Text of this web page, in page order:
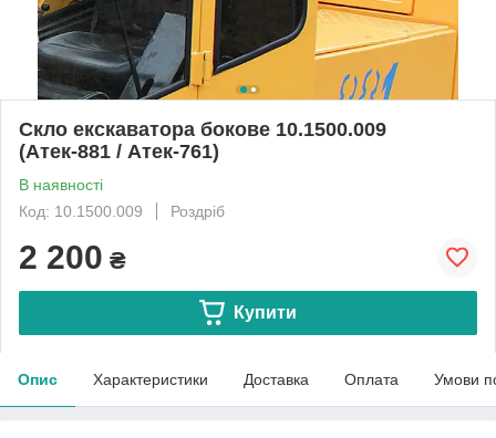
Скло екскаватора бокове 10.1500.009
(Атек-881 / Атек-761)
В наявності
Код: 10.1500.009
Роздріб
2 200 ₴
Купити
Опис Характеристики Доставка Оплата Умови